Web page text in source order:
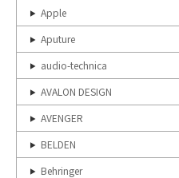
Apple
Aputure
audio-technica
AVALON DESIGN
AVENGER
BELDEN
Behringer